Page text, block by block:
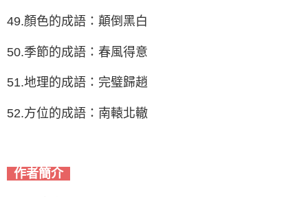
49.顏色的成語：顛倒黑白
50.季節的成語：春風得意
51.地理的成語：完璧歸趙
52.方位的成語：南轅北轍
作者簡介